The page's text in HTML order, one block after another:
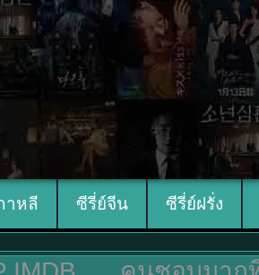
าหลี ซีรี่ย์จีน ซีรี่ย์ฝรั่ง